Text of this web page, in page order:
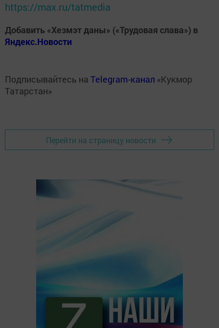
https://max.ru/tatmedia
Добавить «Хезмэт даны» («Трудовая слава») в
Яндекс.Новости
Подписывайтесь на Telegram-канал «Кукмор
Татарстан»
Перейти на страницу новости